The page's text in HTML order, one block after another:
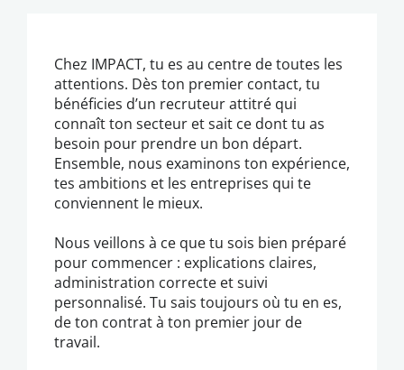
Chez IMPACT, tu es au centre de toutes les
attentions. Dès ton premier contact, tu
bénéficies d’un recruteur attitré qui
connaît ton secteur et sait ce dont tu as
besoin pour prendre un bon départ.
Ensemble, nous examinons ton expérience,
tes ambitions et les entreprises qui te
conviennent le mieux.
Nous veillons à ce que tu sois bien préparé
pour commencer : explications claires,
administration correcte et suivi
personnalisé. Tu sais toujours où tu en es,
de ton contrat à ton premier jour de
travail.